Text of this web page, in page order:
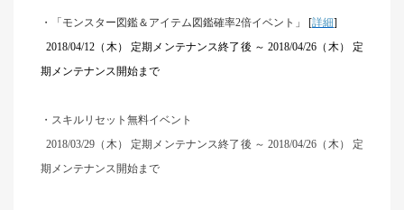
・「モンスター図鑑＆アイテム図鑑確率2倍イベント」 [詳細]
2018/04/12 （木） 定期メンテナンス終了後 ～ 2018/04/26（木） 定
期メンテナンス開始まで
・スキルリセット無料イベント
2018/03/29 （木） 定期メンテナンス終了後 ～ 2018/04/26（木） 定
期メンテナンス開始まで